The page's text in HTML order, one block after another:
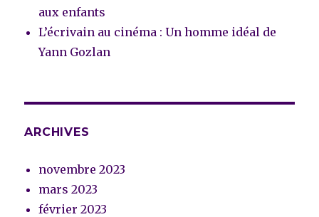
aux enfants
L’écrivain au cinéma : Un homme idéal de
Yann Gozlan
ARCHIVES
novembre 2023
mars 2023
février 2023